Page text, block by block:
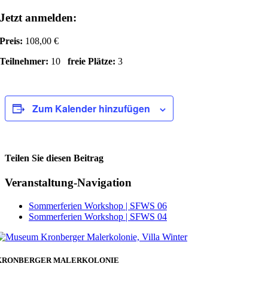
Jetzt anmelden:
Preis: 108,00 €
Teilnehmer: 10freie Plätze: 3
Zum Kalender hinzufügen
Teilen Sie diesen Beitrag
Facebook
Veranstaltung-Navigation
Sommerferien Workshop | SFWS 06
Sommerferien Workshop | SFWS 04
MALERKOLONIE